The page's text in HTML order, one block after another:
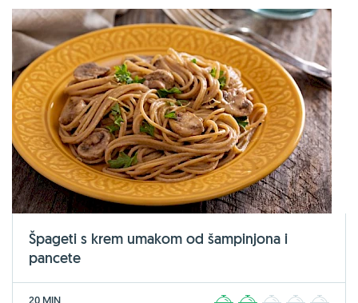
Špageti s krem umakom od šampinjona i
pancete
20 MIN